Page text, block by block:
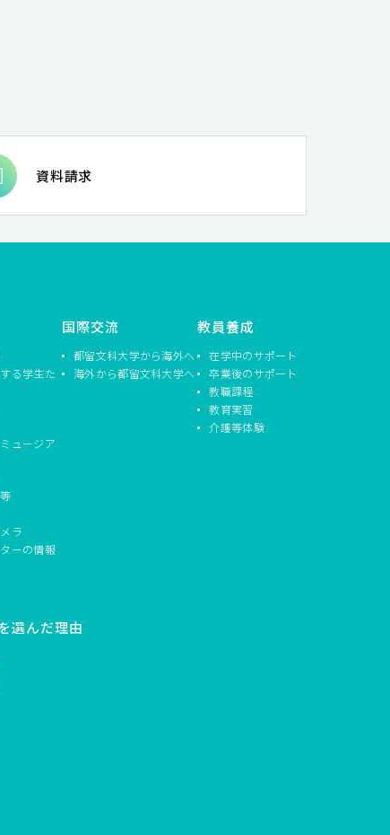
資料請求
る学生た
ュージア
ラ
ーの情報
国際交流
都留文科大学から海外へ
海外から都留文科大学へ
教員養成
在学中のサポート
卒業後のサポート
教職課程
教育実習
介護等体験
選んだ理由